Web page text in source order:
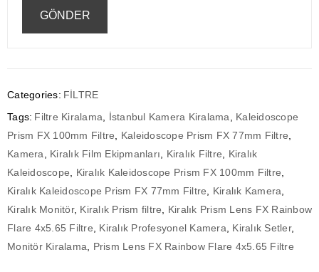
Categories: FİLTRE
Tags: Filtre Kiralama İstanbul Kamera Kiralama
Kaleidoscope
Prism FX 100mm Filtre
Kaleidoscope Prism FX 77mm Filtre
Kamera
Kiralık Film Ekipmanları Kiralık Filtre
Kiralık
Kaleidoscope
Kiralık Kaleidoscope Prism FX 100mm Filtre
Kiralık Kaleidoscope Prism FX 77mm Filtre
Kiralık Kamera
Kiralık Monitör, Kiralık Prism filtre
Kiralık Prism Lens FX Rainbow
Flare 4x5.65 Filtre
Kiralık Profesyonel Kamera Kiralık Setler,
Monitör Kiralama
Prism Lens FX Rainbow Flare 4x5.65 Filtre